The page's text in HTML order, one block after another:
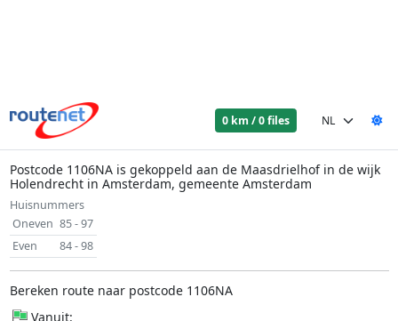
0 km / 0 files
Postcode 1106NA is gekoppeld aan de Maasdrielhof in de wijk
Holendrecht in Amsterdam, gemeente Amsterdam
Huisnummers
Oneven 85 - 97
Even
84 - 98
Bereken route naar postcode 1106NA
Vanuit: